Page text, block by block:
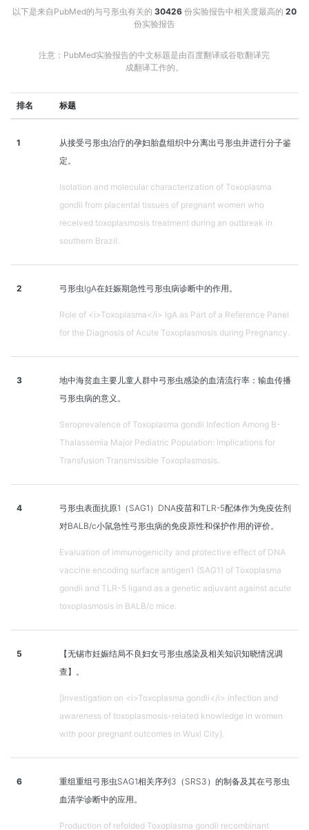
以下是来自PubMed的与弓形虫有关的 30426 份实验报告中相关度最高的 20
份实验报告
注意：PubMed实验报告的中文标题是由百度翻译或谷歌翻译完
成翻译工作的。
排名 标题
1
从接受弓形虫治疗的孕妇胎盘组织中分离出弓形虫并进行分子鉴
定。
Isolation and molecular characterization of Toxoplasma
gondii from placental tissues of pregnant women who
received toxoplasmosis treatment during an outbreak in
southern Brazil.
2 弓形虫IgA在妊娠期急性弓形虫病诊断中的作用。
Role of <i>Toxoplasma</i> IgA as Part of a Reference Panel
for the Diagnosis of Acute Toxoplasmosis during Pregnancy.
3
地中海贫血主要儿童人群中弓形虫感染的血清流行率：输血传播
弓形虫病的意义。
Seroprevalence of Toxoplasma gondii Infection Among Β-
Thalassemia Major Pediatric Population: Implications for
Transfusion Transmissible Toxoplasmosis.
4
弓形虫表面抗原1（SAG1）DNA疫苗和TLR-5配体作为免疫佐剂
对BALB/c小鼠急性弓形虫病的免疫原性和保护作用的评价。
Evaluation of immunogenicity and protective effect of DNA
vaccine encoding surface antigen1 (SAG1) of Toxoplasma
gondii and TLR-5 ligand as a genetic adjuvant against acute
toxoplasmosis in BALB/c mice.
5
【无锡市妊娠结局不良妇女弓形虫感染及相关知识知晓情况调
查】。
[Investigation on <i>Toxoplasma gondii</i> infection and
awareness of toxoplasmosis-related knowledge in women
with poor pregnant outcomes in Wuxi City].
6
重组重组弓形虫SAG1相关序列3（SRS3）的制备及其在弓形虫
血清学诊断中的应用。
Production of refolded Toxoplasma gondii recombinant